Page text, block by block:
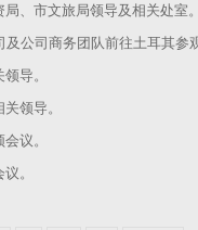
、市文旅局领导及相关处室。
务团队前往土耳其参观考察及谈判
导。
领导。
议。
。